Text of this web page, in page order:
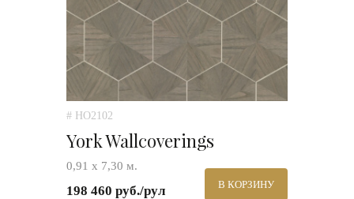
# HO2102
York Wallcoverings
0,91 х 7,30 м.
198 460 руб./рул В КОРЗИНУ